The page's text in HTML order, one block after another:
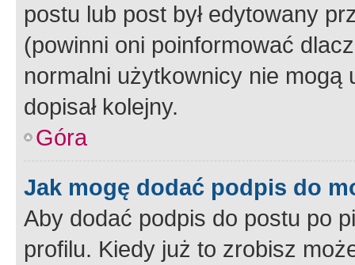
postu lub post był edytowany
(powinni oni poinformować
normalni użytkownicy nie
dopisał kolejny.
Góra
Jak mogę dodać podpis do
Aby dodać podpis do postu po
profilu. Kiedy już to zrobisz